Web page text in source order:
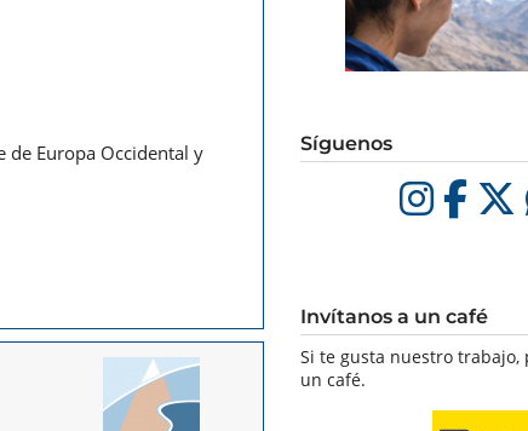
Europa Occidental y
Síguenos
Invítanos a un café
Si te gusta nuestro
un café.